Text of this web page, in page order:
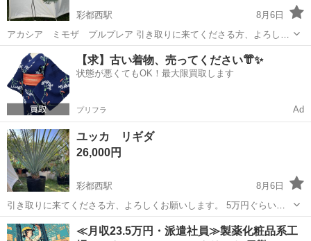
彩都西駅
8月6日
アカシア ミモザ プルプレア 引き取りに来てくださる方、よろしく
お願いします。 鉢底からの高さ約140cm。素人採寸です。 春先に枝
の先の葉が紫色になる種類の銀葉アカシアです。 地植えすると大きく
育つと思います。 ...
大阪 彩都西駅 家庭用品
【求】古い着物、売ってください👘✨
状態が悪くてもOK！最大限買取します
プリフラ Ad
ユッカ リギダ
26,000円
彩都西駅
8月6日
引き取りに来てくださる方、よろしくお願いします。 5万円ぐらいで
購入しました。 大きく、置き場所がなくなってきた為出品していま
す。 よろしくお願いします。
大阪 茨木市 彩都西駅 家庭用品 ユッカ
≪月収23.5万円・派遣社員≫製薬化粧品系工